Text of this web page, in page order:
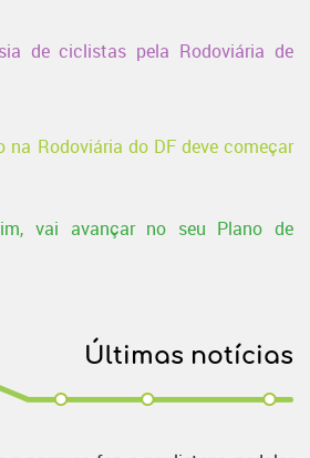
de ciclistas pela Rodoviária de
na Rodoviária do DF deve começar
vai avançar no seu Plano de
Últimas notícias